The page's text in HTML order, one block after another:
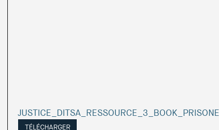
TÉLÉCHARGER